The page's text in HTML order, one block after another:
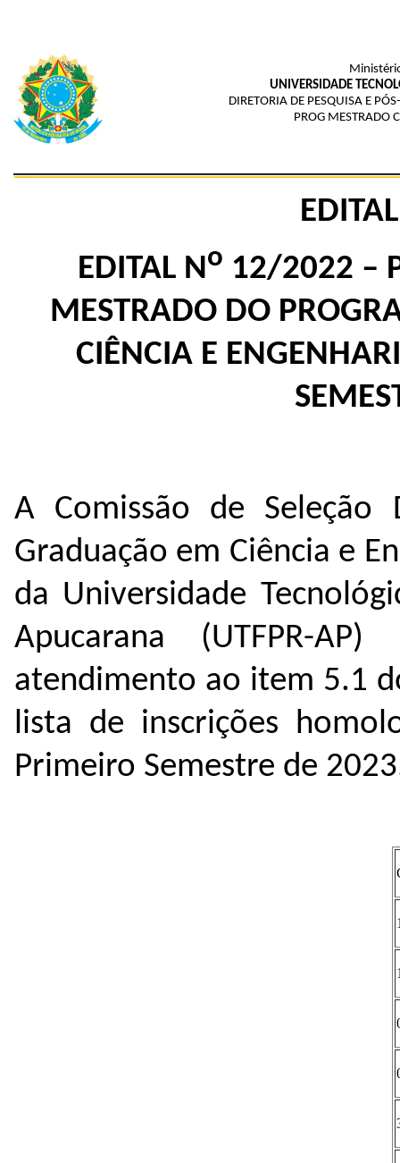
UNIVERSIDADE
DIRETORIA DE PESQUISA E
PROG MESTRADO
EDITAL N​o 12/2022 –
MESTRADO DO
CIÊNCIA E
A Comissão de Seleção
Graduação em Ciência e
da Universidade
Apucarana (UTFPR-
atendimento ao item 5.1
lista de inscrições
Primeiro Semestre de